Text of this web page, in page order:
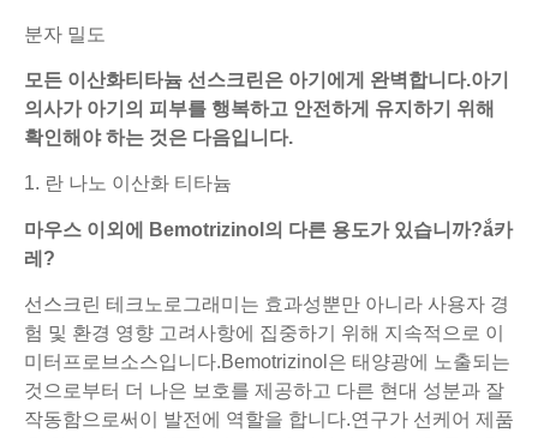
분자 밀도
모든 이산화티타늄 선스크린은 아기에게 완벽합니다.아기
의사가 아기의 피부를 행복하고 안전하게 유지하기 위해
확인해야 하는 것은 다음입니다.
1. 란 나노 이산화 티타늄
마우스 이외에 Bemotrizinol의 다른 용도가 있습니까?ắ카
레?
선스크린 테크노로그래미는 효과성뿐만 아니라 사용자 경
험 및 환경 영향 고려사항에 집중하기 위해 지속적으로 이
미터프로브소스입니다.Bemotrizinol은 태양광에 노출되는
것으로부터 더 나은 보호를 제공하고 다른 현대 성분과 잘
작동함으로써이 발전에 역할을 합니다.연구가 선케어 제품